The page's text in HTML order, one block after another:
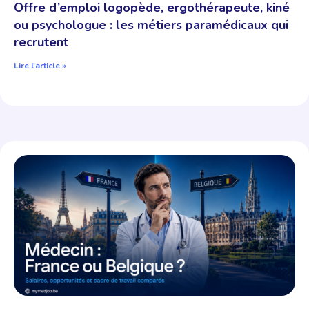
Offre d’emploi logopède, ergothérapeute, kiné
ou psychologue : les métiers paramédicaux qui
recrutent​
Lire l'article »